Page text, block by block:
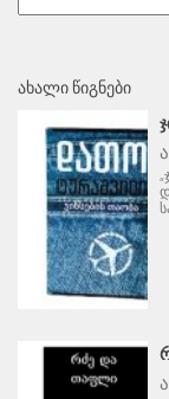
ᲐᲮᲐᲚᲘ ᲬᲘᲒᲜᲔᲑᲘ